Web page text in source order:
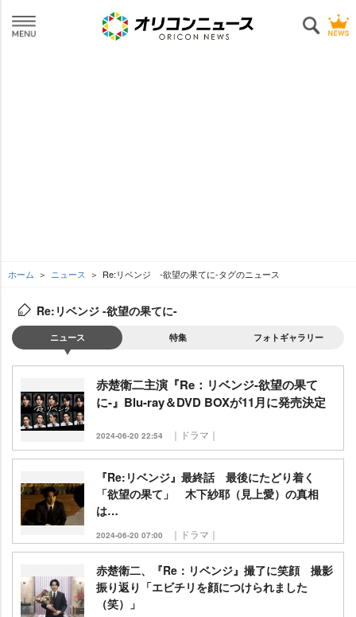
ホーム ニュース Re:リベンジ -欲望の果てに-タグのニュース
Re:リベンジ -欲望の果てに-
ニュース 特集 フォトギャラリー
赤楚衛二主演『Re：リベンジ-欲望の果て
に-』Blu-ray＆DVD BOXが11月に発売決定
2024-06-20 22:54 ｜ドラマ｜
『Re:リベンジ』最終話 最後にたどり着く
「欲望の果て」 木下紗耶（見上愛）の真相
は…
2024-06-20 07:00 ｜ドラマ｜
赤楚衛二、『Re：リベンジ』撮了に笑顔 撮影
振り返り「エビチリを顔につけられました
（笑）」